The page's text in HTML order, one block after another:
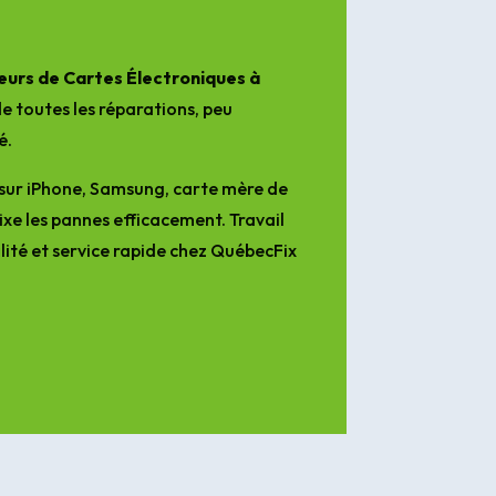
de Cartes Électroniques à
toutes les réparations, peu
iPhone, Samsung, carte mère de
les pannes efficacement. Travail
et service rapide chez QuébecFix